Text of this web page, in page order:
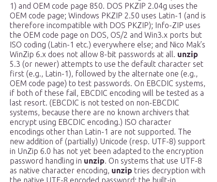
1) and OEM code page 850. DOS PKZIP 2.04g uses the
OEM code page; Windows PKZIP 2.50 uses Latin-1 (and is
therefore incompatible with DOS PKZIP); Info-ZIP uses
the OEM code page on DOS, OS/2 and Win3.x ports but
ISO coding (Latin-1 etc.) everywhere else; and Nico Mak’s
WinZip 6.x does not allow 8-bit passwords at all. unzip
5.3 (or newer) attempts to use the default character set
first (e.g., Latin-1), followed by the alternate one (e.g.,
OEM code page) to test passwords. On EBCDIC systems,
if both of these fail, EBCDIC encoding will be tested as a
last resort. (EBCDIC is not tested on non-EBCDIC
systems, because there are no known archivers that
encrypt using EBCDIC encoding.) ISO character
encodings other than Latin-1 are not supported. The
new addition of (partially) Unicode (resp. UTF-8) support
in UnZip 6.0 has not yet been adapted to the encryption
password handling in unzip. On systems that use UTF-8
as native character encoding, unzip tries decryption with
the native UTF-8 encoded password; the built-in